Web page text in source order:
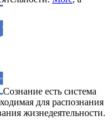
Сознание есть система
для распознания
жизнедеятельности.